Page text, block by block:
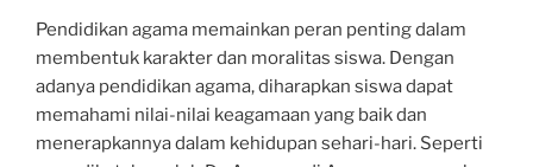
Pendidikan agama memainkan peran penting dalam
membentuk karakter dan moralitas siswa. Dengan
adanya pendidikan agama, diharapkan siswa dapat
memahami nilai-nilai keagamaan yang baik dan
menerapkannya dalam kehidupan sehari-hari. Seperti